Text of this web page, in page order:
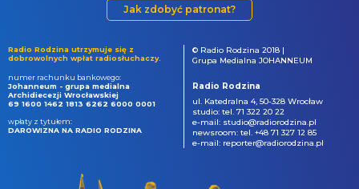
Jak zdobyć patronat?
Radio Rodzina utrzymuje się z
dobrowolnych wpłat radiosłuchaczy.
numer rachunku bankowego:
Johanneum - grupa medialna
Archidiecezji Wrocławskiej
69 1600 1462 1813 6262 6000 0001
wpłaty z tytułem:
DAROWIZNA NA RADIO RODZINA
© Radio Rodzina 2018 |
Grupa Medialna JOHANNEUM
Radio Rodzina
ul. Katedralna 4, 50-328 Wrocław
studio: tel. 71 322 20 22
e-mail: studio@radiorodzina.pl
newsroom: tel. +48 71 327 12 85
e-mail: reporter@radiorodzina.pl